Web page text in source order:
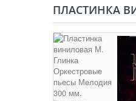
ПЛАСТИНКА